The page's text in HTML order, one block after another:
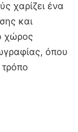
χαρίζει ένα
και
χώρος
όπου
τρόπο